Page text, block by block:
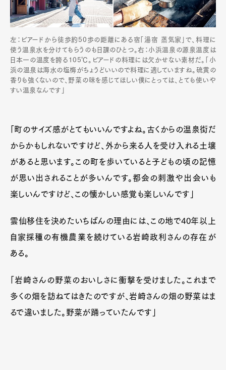
左：ビアードから徒歩約50歩の距離にある宿「湯宿 蒸気家」で、料理に
使う温泉水を分けてもらうのも日課のひとつ。右：小浜温泉の源泉温度は
日本一の温度を誇る105℃。ビアードの料理には欠かせない素材だ。「小
浜の温泉は海水の塩梅がちょうどいいので料理に適していますね。硫黄の
香りも強くないので、野菜の味を感じてほしい僕にとっては、とても使いや
すい温泉なんです」
「町のサイズ感がとてもいいんですよね。古くからの温泉街だ
からかもしれないですけど、外から来る人を受け入れる土壌
があると思います。この町を歩いていると子どもの頃の記憶
が思い出されることが多いんです。都会の刺激や出会いも
楽しいんですけど、この懐かしい感覚も楽しいんです」
雲仙移住を決めたいちばんの理由には、この地で40年以上
自家採種の有機農業を続けている岩崎政利さんの存在が
ある。
「岩崎さんの野菜のおいしさに衝撃を受けました。これまで
多くの畑を訪ねてはきたのですが、岩崎さんの畑の野菜はま
るで違いました。野菜が踊っていたんです」